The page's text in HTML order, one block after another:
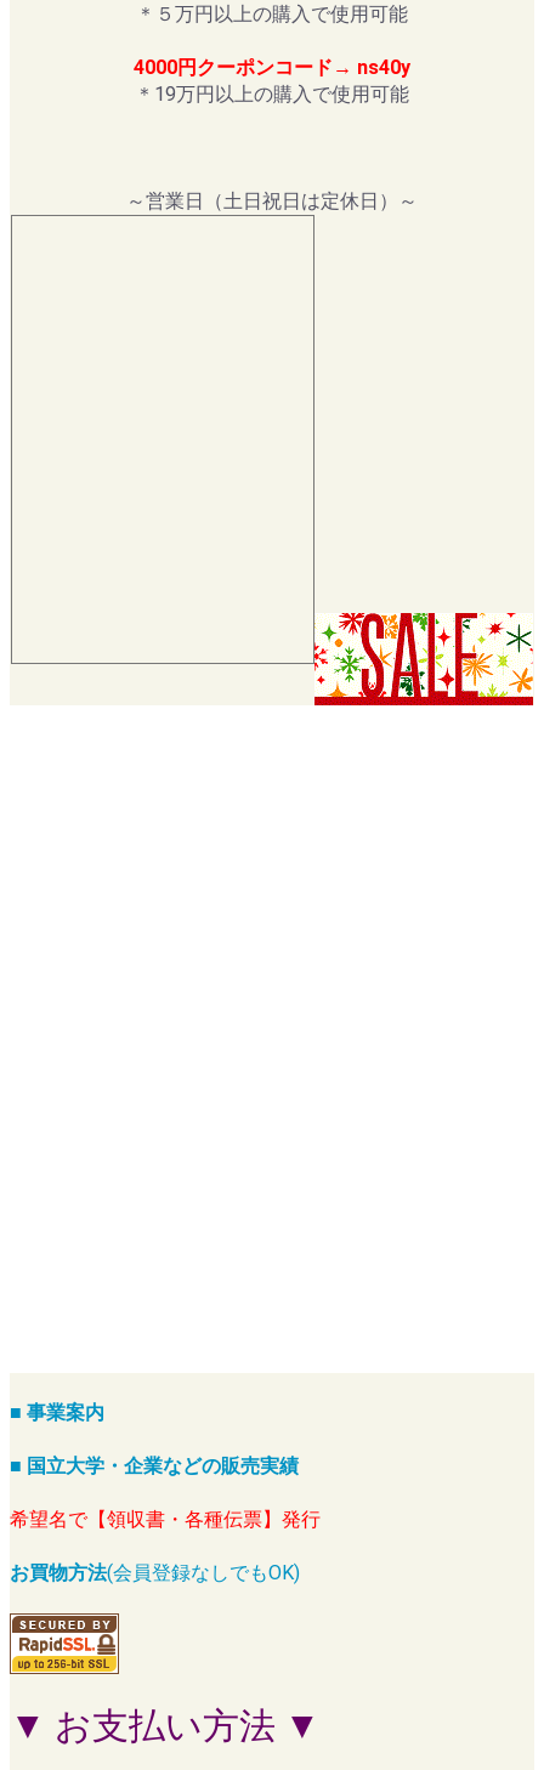
＊５万円以上の購入で使用可能
4000円クーポンコード→ ns40y
＊19万円以上の購入で使用可能
～営業日（土日祝日は定休日）～
■ 事業案内
■ 国立大学・企業などの販売実績
希望名で【領収書・各種伝票】発行
お買物方法(会員登録なしでもOK)
▼ お支払い方法 ▼